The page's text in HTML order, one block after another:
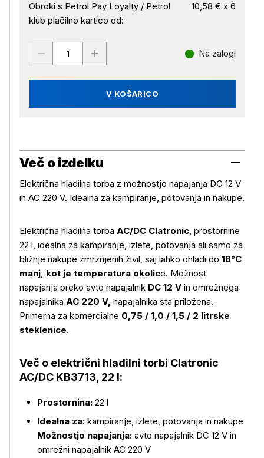
Obroki s Petrol Pay Loyalty / Petrol
klub plačilno kartico od:
10,58 € x 6
V KOŠARICO
Na zalogi
Več o izdelku
Električna hladilna torba z možnostjo napajanja DC 12 V
in AC 220 V. Idealna za kampiranje, potovanja in nakupe.
Električna hladilna torba AC/DC Clatronic, prostornine
22 l, idealna za kampiranje, izlete, potovanja ali samo za
bližnje nakupe zmrznjenih živil, saj lahko ohladi do 18°C
manj, kot je temperatura okolice. Možnost
napajanja preko avto napajalnik DC 12 V in omrežnega
napajalnika AC 220 V, napajalnika sta priložena.
Primerna za komercialne 0,75 / 1,0 / 1,5 / 2 litrske
steklenice.
Več o električni hladilni torbi Clatronic
AC/DC KB3713, 22 l:
Prostornina: 22 l
Idealna za: kampiranje, izlete, potovanja in nakupe
Možnostjo napajanja: avto napajalnik DC 12 V in
omrežni napajalnik AC 220 V